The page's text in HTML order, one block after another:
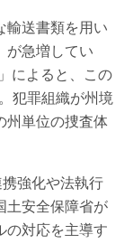
輸送書類を用い
が急増してい
によると、この
犯罪組織が州境
州単位の捜査体
強化や法執行
土安全保障省が
の対応を主導す